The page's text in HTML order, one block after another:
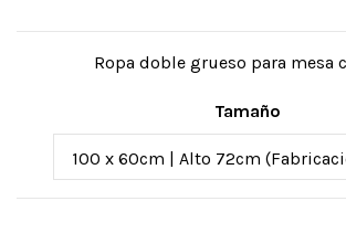
Ropa doble grueso para mesa
Tamaño